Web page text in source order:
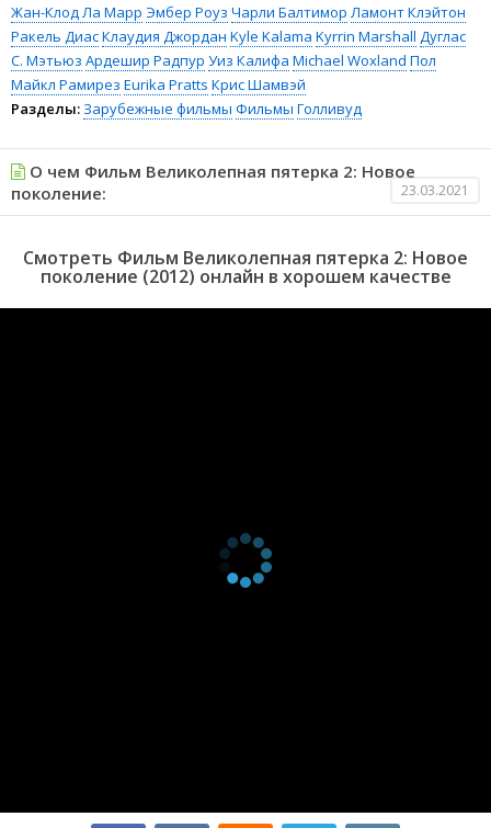
Жан-Клод Ла Марр Эмбер Роуз Чарли Балтимор Ламонт Клэйтон
Ракель ДиасКлаудия Джордан Kyle Kalama Kyrrin Marshall Дуглас
С. Мэтьюз Ардешир Радпур Уиз Калифа Michael Woxland Пол
Майкл Рамирез Eurika Pratts Крис Шамвэй
Разделы: Зарубежные фильмы Фильмы Голливуд
О чем Фильм Великолепная пятерка 2: Новое
поколение:
23.03.2021
Смотреть Фильм Великолепная пятерка 2: Новое
поколение (2012) онлайн в хорошем качестве